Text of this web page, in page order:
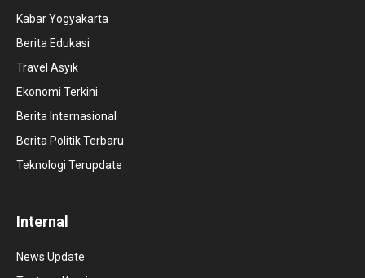
Kabar Yogyakarta
Berita Edukasi
Travel Asyik
Ekonomi Terkini
Berita Internasional
Berita Politik Terbaru
Teknologi Terupdate
Internal
News Update